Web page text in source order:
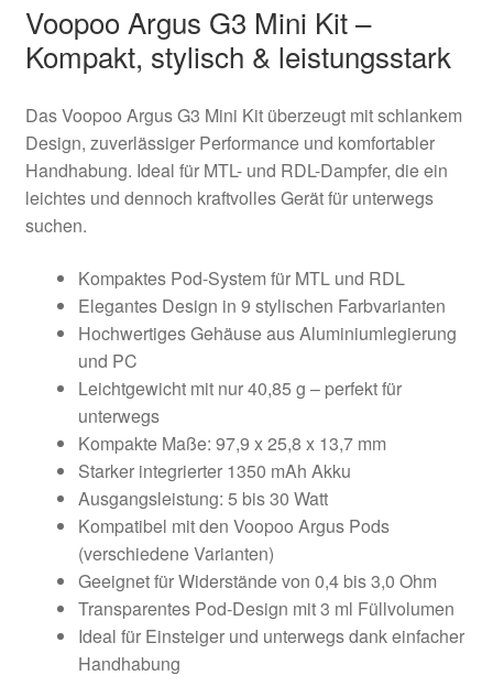
Voopoo Argus G3 Mini Kit –
Kompakt, stylisch & leistungsstark
Das Voopoo Argus G3 Mini Kit überzeugt mit schlankem
Design, zuverlässiger Performance und komfortabler
Handhabung. Ideal für MTL- und RDL-Dampfer, die ein
leichtes und dennoch kraftvolles Gerät für unterwegs
suchen.
Kompaktes Pod-System für MTL und RDL
Elegantes Design in 9 stylischen Farbvarianten
Hochwertiges Gehäuse aus Aluminiumlegierung
und PC
Leichtgewicht mit nur 40,85 g – perfekt für
unterwegs
Kompakte Maße: 97,9 x 25,8 x 13,7 mm
Starker integrierter 1350 mAh Akku
Ausgangsleistung: 5 bis 30 Watt
Kompatibel mit den Voopoo Argus Pods
(verschiedene Varianten)
Geeignet für Widerstände von 0,4 bis 3,0 Ohm
Transparentes Pod-Design mit 3 ml Füllvolumen
Ideal für Einsteiger und unterwegs dank einfacher
Handhabung